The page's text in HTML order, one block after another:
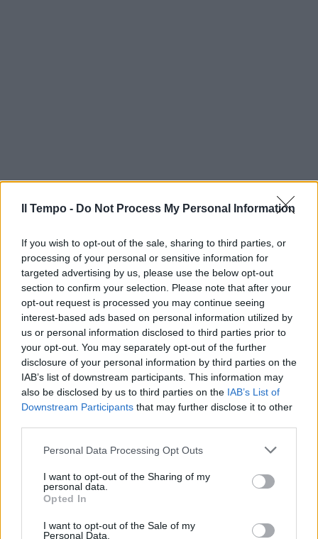
Il Tempo - Do Not Process My Personal Information
If you wish to opt-out of the sale, sharing to third parties, or
processing of your personal or sensitive information for
targeted advertising by us, please use the below opt-out
section to confirm your selection. Please note that after your
opt-out request is processed you may continue seeing
interest-based ads based on personal information utilized by
us or personal information disclosed to third parties prior to
your opt-out. You may separately opt-out of the further
disclosure of your personal information by third parties on the
IAB’s list of downstream participants. This information may
also be disclosed by us to third parties on the IAB’s List of
Downstream Participants that may further disclose it to other
Personal Data Processing Opt Outs
I want to opt-out of the Sharing of my
personal data.
Opted In
I want to opt-out of the Sale of my
Personal Data.